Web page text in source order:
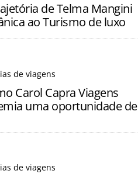
de Telma Mangini
ao Turismo de luxo
de viagens
Carol Capra Viagens
uma oportunidade de
de viagens